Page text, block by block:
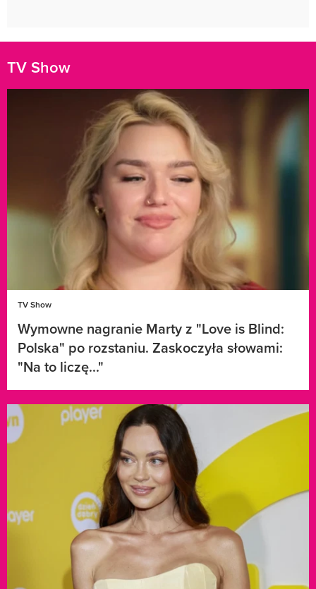
TV Show
TV Show
Wymowne nagranie Marty z "Love is Blind:
Polska" po rozstaniu. Zaskoczyła słowami:
"Na to liczę..."